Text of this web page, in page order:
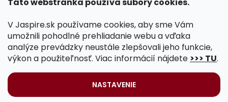
V Jaspire.sk používame cookies, aby sme Vám
umožnili pohodlné prehliadanie webu a vďaka
analýze prevádzky neustále zlepšovali jeho funkcie,
výkon a použiteľnosť. Viac informácií nájdete >>> TU.
NASTAVENIE